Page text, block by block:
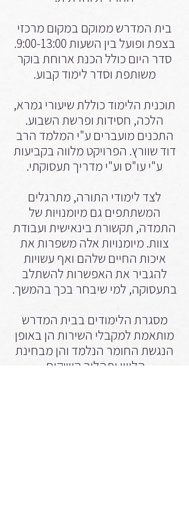
בית המדרש ממוקם במקום מרכזי
בצפת ופועל בין השעות 9:00-13:00.
סדר היום כולל הכנת ארוחת בוקר
משותפת וסדר לימוד קבוע.
תוכנית הלימוד כוללת שיעורי גמרא,
הלכה, חסידות ופרשת השבוע.
התכנים מועברים ע"י המלמד הרב
דוד שוורץ. הפרויקט מלווה בקביעות
ע"י עו"ס וע"י מדריך תעסוקתי.
לצד לימודי התורה, מתרגלים
המשתתפים גם מיומנויות של
התמדה, תקשורת בינאישית ועבודת
צוות. מיומנויות אלה משפרות את
איכות החיים שלהם ואף עשויות
להגביר את האפשרות להשתלב
בתעסוקה, למי שיבחר בכך בהמשך.
מסגרת הלימודים בבית המדרש
מותאמת למקבלי השירות הן באופן
הנגשת החומר הנלמד והן מבחינת
הליווי ותהליך השיקום.